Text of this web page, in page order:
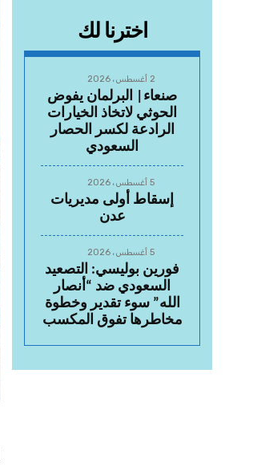
اخترنا لك
2 أغسطس، 2026
صنعاء| البرلمان يفوض
الحوثي لاتخاذ الخيارات
الرادعة لكسر الحصار
السعودي
5 أغسطس، 2026
إسقاط أولى مديريات
عدن
5 أغسطس، 2026
فورين بوليسي: التصعيد
السعودي ضد “أنصار
الله” سوء تقدير وخطوة
مخاطرها تفوق المكسب